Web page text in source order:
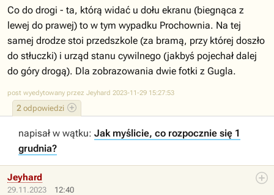
2 odpowiedzi
Co do drogi - ta, którą widać u dołu ekranu (biegnąca z
lewej do prawej) to w tym wypadku Prochownia. Na tej
samej drodze stoi przedszkole (za bramą, przy której doszło
do stłuczki) i urząd stanu cywilnego (jakbyś pojechał dalej
do góry drogą). Dla zobrazowania dwie fotki z Gugla.
post wyedytowany przez Jeyhard 2023-11-29 15:27:53
napisał w wątku: Jak myślicie, co rozpocznie się 1
grudnia?
29.11.2023 12:40
Jeyhard